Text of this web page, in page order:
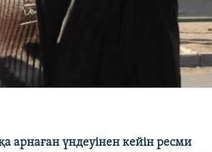
арнаған үндеуінен кейін ресми